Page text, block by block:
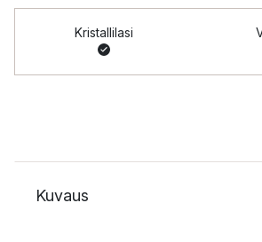
Kristallilasi
Kuvaus